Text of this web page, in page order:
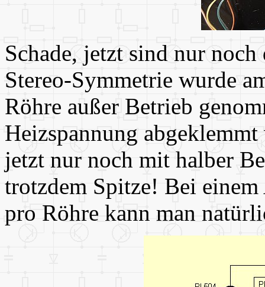
Schade, jetzt sind nur
Stereo-Symmetrie wurde
Röhre außer Betrieb
Heizspannung
jetzt nur noch mit halber
trotzdem Spitze! Bei
pro Röhre kann man